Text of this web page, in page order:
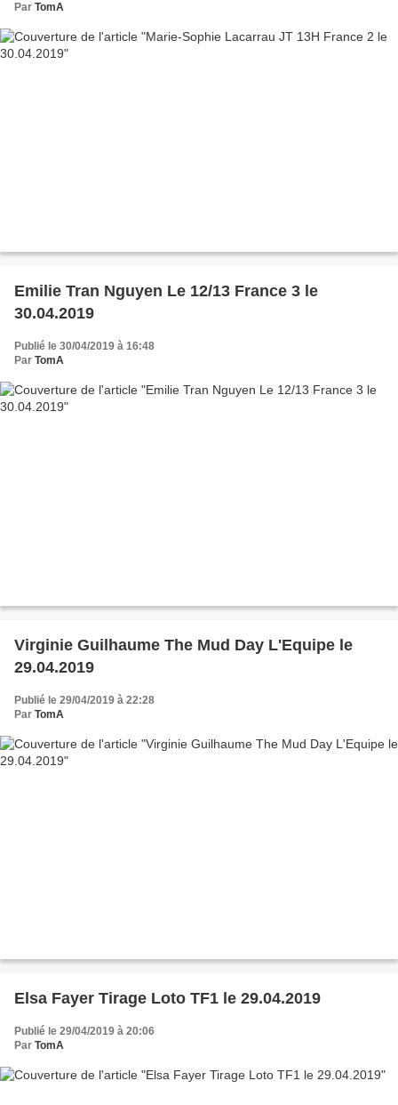
Par TomA
Emilie Tran Nguyen Le 12/13 France 3 le
30.04.2019
Publié le 30/04/2019 à 16:48
Par TomA
Virginie Guilhaume The Mud Day L'Equipe le
29.04.2019
Publié le 29/04/2019 à 22:28
Par TomA
Elsa Fayer Tirage Loto TF1 le 29.04.2019
Publié le 29/04/2019 à 20:06
Par TomA